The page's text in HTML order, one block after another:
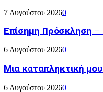
7 Αυγούστου 20260
Επίσημη Πρόσκληση –
6 Αυγούστου 20260
Μια καταπληκτική
6 Αυγούστου 20260